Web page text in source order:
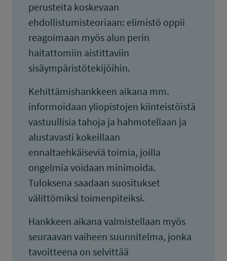
perusteita koskevaan
ehdollistumisteoriaan: elimistö oppii
reagoimaan myös alun perin
haitattomiin aistittaviin
sisäympäristötekijöihin.
Kehittämishankkeen aikana mm.
informoidaan yliopistojen kiinteistöistä
vastuullisia tahoja ja hahmotellaan ja
alustavasti kokeillaan
ennaltaehkäiseviä toimia, joilla
ongelmia voidaan minimoida.
Tuloksena saadaan suositukset
välittömiksi toimenpiteiksi.
Hankkeen aikana valmistellaan myös
seuraavan vaiheen suunnitelma, jonka
tavoitteena on selvittää